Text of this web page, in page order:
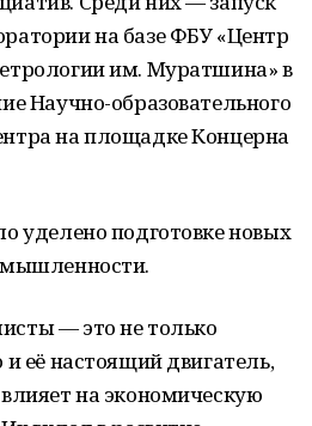
на базе ФБУ «Центр
им. Муратшина» в
Научно-образовательного
на площадке Концерна
уделено подготовке новых
— это не только
её настоящий двигатель,
на экономическую